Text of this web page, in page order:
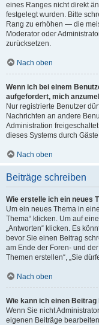
eines Ranges nicht direkt
festgelegt wurden. Bitte
Rang zu erhöhen — die
Moderator oder
zurücksetzen.
Nach oben
Wenn ich bei einem
aufgefordert, mich
Nur registrierte Benutzer
Nachrichten an andere
Administration
dieses Systems durch
Nach oben
Beiträge schreiben
Wie erstelle ich ein neues
Um ein neues Thema in
Thema“ klicken. Um auf
„Antworten“ klicken. Es
bevor Sie einen Beitrag
am Ende der Foren- und
Themen erstellen“, „Sie
Nach oben
Wie kann ich einen
Wenn Sie nicht
eigenen Beiträge